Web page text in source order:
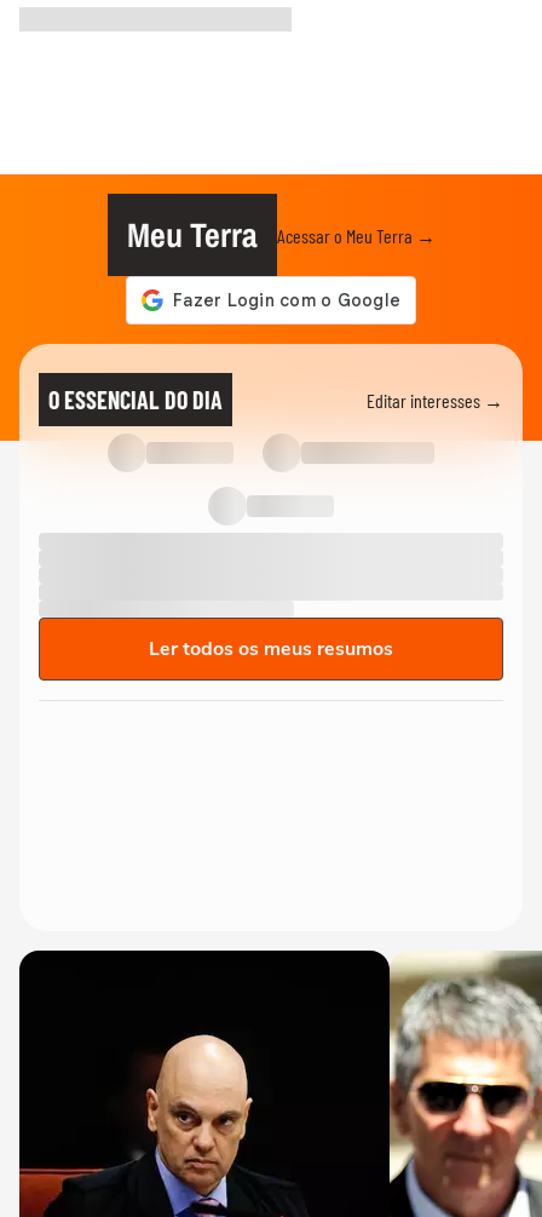
Meu Terra Acessar o Meu Terra →
O ESSENCIAL DO DIA Editar interesses →
Ler todos os meus resumos